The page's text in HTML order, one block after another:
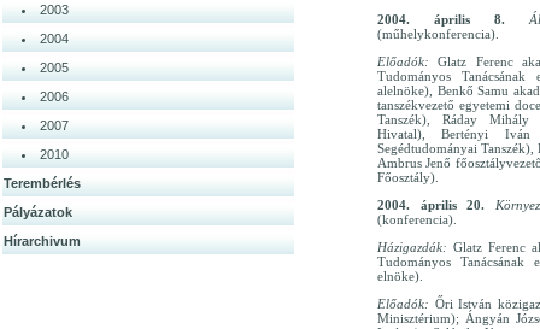
2003
2004
2005
2006
2007
2010
Terembérlés
Pályázatok
Hírarchivum
2004. április 8.
(műhelykonferencia).
Előadók: Glatz Ferenc
Tudományos
alelnöke), Benkő Samu
tanszékvezető egyetemi
Tanszék), Ráday Mihály
Hivatal), Bertényi Iván
Segédtudományai
Ambrus Jenő
Főosztály).
2004. április 20.
(konferencia).
Házigazdák: Glatz Ferenc
Tudományos
elnöke).
Előadók: Őri István
Minisztérium); Ángyán